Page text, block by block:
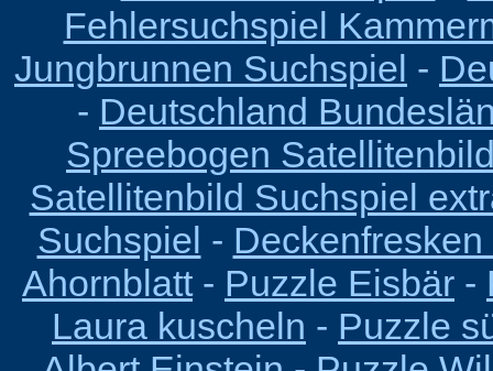
Fehlersuchspiel
Jungbrunnen Suchspiel -
- Deutschland
Spreebogen
Satellitenbild Suchspiel
Suchspiel -
Ahornblatt- Puzzle Eisbär -
Laura kuscheln - Puzzle